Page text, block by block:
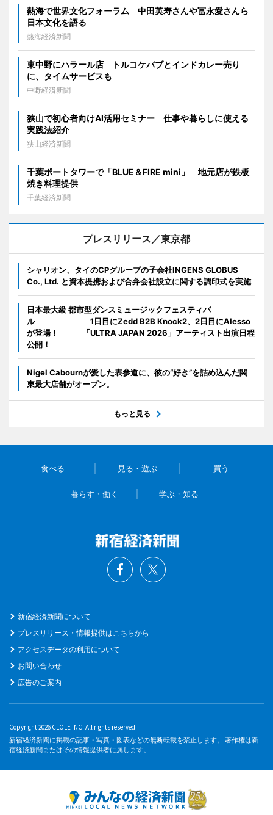
熱海で世界文化フォーラム 中田英寿さんや冨永愛さんら
日本文化を語る
熱海経済新聞
東中野にハラール店 トルコケバブとインドカレー売り
に、タイムサービスも
中野経済新聞
狭山で初心者向けAI活用セミナー 仕事や暮らしに使える
実践法紹介
狭山経済新聞
千葉ポートタワーで「BLUE＆FIRE mini」 地元店が鉄板
焼き料理提供
千葉経済新聞
プレスリリース／東京都
シャリオン、タイのCPグループの子会社INGENS GLOBUS
Co., Ltd. と資本提携および合弁会社設立に関する調印式を実施
日本最大級 都市型ダンスミュージックフェスティバ
ル 1日目にZedd B2B Knock2、2日目にAlesso
が登場！ 「ULTRA JAPAN 2026」アーティスト出演日程
公開！
Nigel Cabournが愛した表参道に、彼の“好き”を詰め込んだ関
東最大店舗がオープン。
もっと見る
食べる 見る・遊ぶ 買う
暮らす・働く 学ぶ・知る
新宿経済新聞について
プレスリリース・情報提供はこちらから
アクセスデータの利用について
お問い合わせ
広告のご案内
Copyright 2026 CLOLE INC. All rights reserved.
新宿経済新聞に掲載の記事・写真・図表などの無断転載を禁止します。 著作権は新
宿経済新聞またはその情報提供者に属します。